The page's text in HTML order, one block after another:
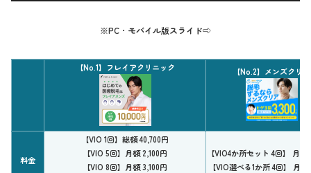
※PC ・ モバイル版スライド⇨
【No.1】フレイアクリニック 【No.2】メンズクリア
料金
【VIO 1回】総額 40,700円
【VIO 5回】月額 2,100円
【VIO 8回】月額 3,100円
【VIO4か所セット 4回】 月額
【VIO選べる1か所 4回】 月額